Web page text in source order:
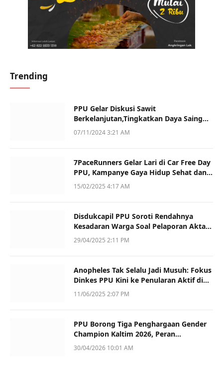
Trending
PPU Gelar Diskusi Sawit
Berkelanjutan,Tingkatkan Daya Saing
dan Kualitas
07/11/2024 3:21 AM
7PaceRunners Gelar Lari di Car Free Day
PPU, Kampanye Gaya Hidup Sehat dan
Dukung UMKM
15/02/2025 4:17 AM
Disdukcapil PPU Soroti Rendahnya
Kesadaran Warga Soal Pelaporan Akta
Kematian
29/04/2025 2:11 PM
Anopheles Tak Selalu Jadi Musuh: Fokus
Dinkes PPU Kini ke Penularan Aktif di
Sotek
11/06/2025 2:07 PM
PPU Borong Tiga Penghargaan Gender
Champion Kaltim 2026, Peran
Perempuan Jadi Sorotan
30/04/2026 10:01 AM